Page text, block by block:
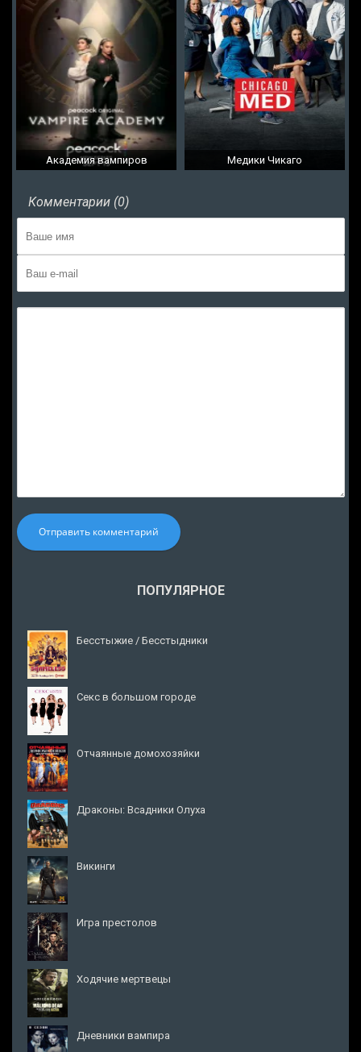
Академия вампиров Медики Чикаго
Комментарии (0)
Отправить комментарий
ПОПУЛЯРНОЕ
Бесстыжие / Бесстыдники
Секс в большом городе
Отчаянные домохозяйки
Драконы: Всадники Олуха
Викинги
Игра престолов
Ходячие мертвецы
Дневники вампира